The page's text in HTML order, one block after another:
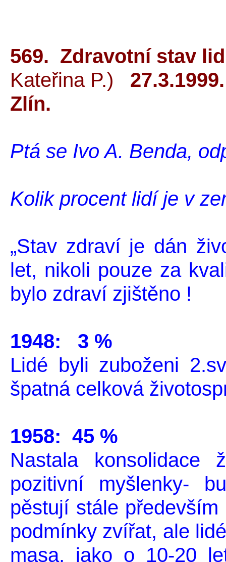
569. Zdravotní stav
Kateřina P.)
Zlín.
Ptá se Ivo A. Benda,
Kolik procent lidí je v
„Stav zdraví je dán
let, nikoli pouze za
bylo zdraví zjištěno !
1948: 3 %
Lidé byli zuboženi
špatná celková
1958: 45 %
Nastala konsolidace
pozitivní myšlenky-
pěstují stále
podmínky zvířat, ale
masa, jako o 10-20